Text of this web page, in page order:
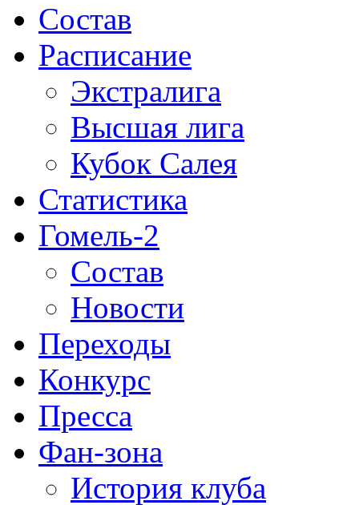
Состав
Расписание
Экстралига
Высшая лига
Кубок Салея
Статистика
Гомель-2
Состав
Новости
Переходы
Конкурс
Пресса
Фан-зона
История клуба